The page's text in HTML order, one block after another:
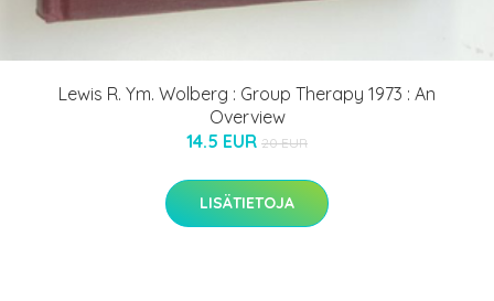
Lewis R. Ym. Wolberg : Group Therapy 1973 : An
Overview
14.5 EUR 20 EUR
LISÄTIETOJA